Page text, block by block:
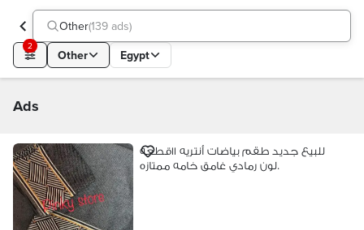
Other(139 ads)
2
Other Egypt
Ads
للبيع جديد طقم بياضات أنتريه ١١قطعه
لون رمادي غامق خامه ممتازه.